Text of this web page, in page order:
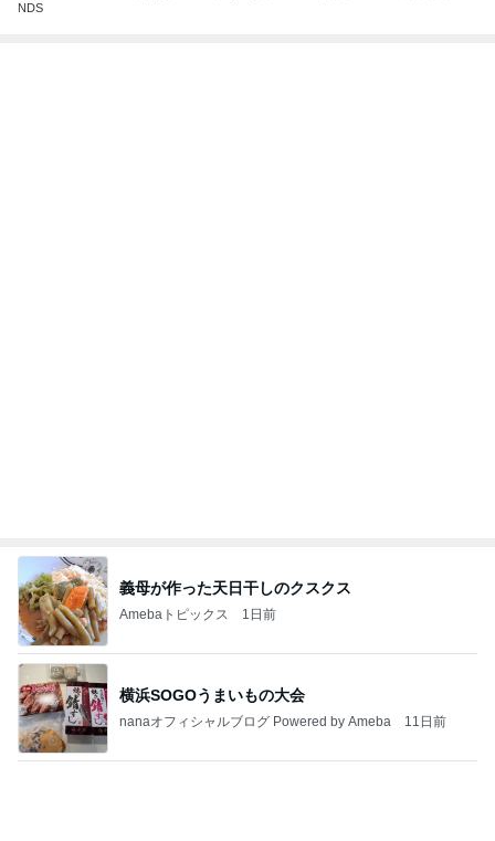
NDS
義母が作った天日干しのクスクス
Amebaトピックス 1日前
横浜SOGOうまいもの大会
nanaオフィシャルブログ Powered by Ameba 11日前